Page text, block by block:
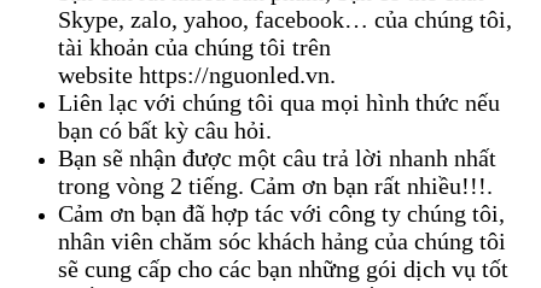
Skype, zalo, yahoo, facebook… của chúng tôi,
tài khoản của chúng tôi trên
website https://nguonled.vn.
Liên lạc với chúng tôi qua mọi hình thức nếu
bạn có bất kỳ câu hỏi.
Bạn sẽ nhận được một câu trả lời nhanh nhất
trong vòng 2 tiếng. Cảm ơn bạn rất nhiều!!!.
Cảm ơn bạn đã hợp tác với công ty chúng tôi,
nhân viên chăm sóc khách hảng của chúng tôi
sẽ cung cấp cho các bạn những gói dịch vụ tốt